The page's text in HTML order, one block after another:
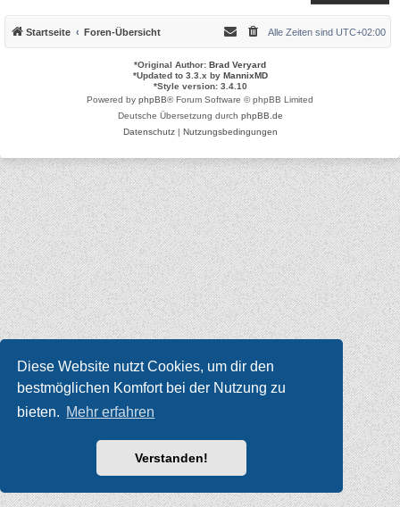
Diese Website nutzt Cookies, um dir den
bestmöglichen Komfort bei der Nutzung zu
bieten. Mehr erfahren
Verstanden!
Startseite Foren-Übersicht Alle Zeiten sind UTC+02:00
*Original Author: Brad Veryard
*Updated to 3.3.x by MannixMD
*Style version: 3.4.10
Powered by phpBB® Forum Software © phpBB Limited
Deutsche Übersetzung durch phpBB.de
Datenschutz| Nutzungsbedingungen